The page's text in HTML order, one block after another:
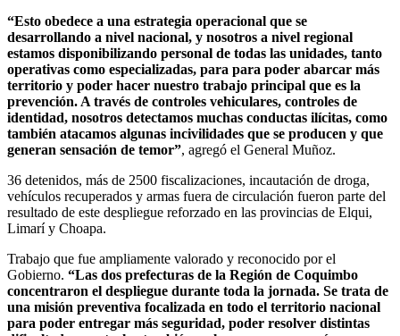
“Esto obedece a una estrategia operacional que se
desarrollando a nivel nacional, y nosotros a nivel regional
estamos disponibilizando personal de todas las unidades, tanto
operativas como especializadas, para para poder abarcar más
territorio y poder hacer nuestro trabajo principal que es la
prevención. A través de controles vehiculares, controles de
identidad, nosotros detectamos muchas conductas ilícitas, como
también atacamos algunas incivilidades que se producen y que
generan sensación de temor”, agregó el General Muñoz.
36 detenidos, más de 2500 fiscalizaciones, incautación de droga,
vehículos recuperados y armas fuera de circulación fueron parte del
resultado de este despliegue reforzado en las provincias de Elqui,
Limarí y Choapa.
Trabajo que fue ampliamente valorado y reconocido por el
Gobierno. “Las dos prefecturas de la Región de Coquimbo
concentraron el despliegue durante toda la jornada. Se trata de
una misión preventiva focalizada en todo el territorio nacional
para poder entregar más seguridad, poder resolver distintas